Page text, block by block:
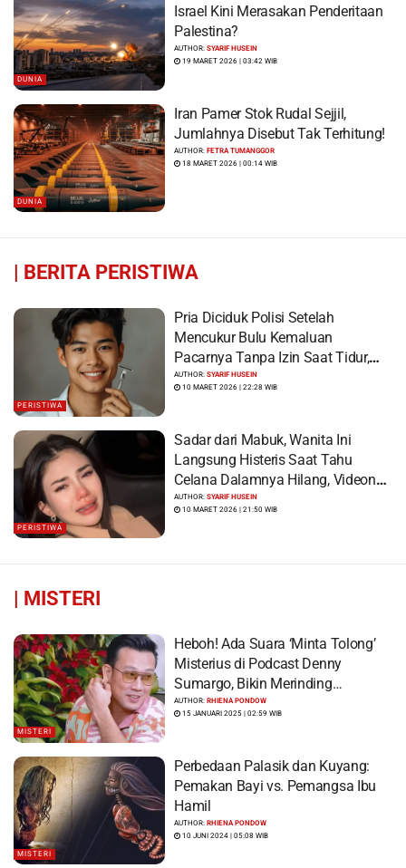
DUNIA
Israel Kini Merasakan Penderitaan
Palestina?
AUTHOR:SYARIF HUSEIN
19 MARET 2026 | 03:42 WIB
DUNIA
Iran Pamer Stok Rudal Sejjil,
Jumlahnya Disebut Tak Terhitung!
AUTHOR:FETRA TUMANGGOR
18 MARET 2026 | 00:14 WIB
BERITA PERISTIWA
PERISTIWA
Pria Diciduk Polisi Setelah
Mencukur Bulu Kemaluan
Pacarnya Tanpa Izin Saat Tidur,
Korban Syok Saat Terbangun
AUTHOR:SYARIF HUSEIN
10 MARET 2026 | 22:28 WIB
PERISTIWA
Sadar dari Mabuk, Wanita Ini
Langsung Histeris Saat Tahu
Celana Dalamnya Hilang, Videonya
Viral
AUTHOR:SYARIF HUSEIN
10 MARET 2026 | 21:50 WIB
MISTERI
MISTERI
Heboh! Ada Suara ‘Minta Tolong’
Misterius di Podcast Denny
Sumargo, Bikin Merinding…
AUTHOR:RHIENA PONDOW
15 JANUARI 2025 | 02:59 WIB
MISTERI
Perbedaan Palasik dan Kuyang:
Pemakan Bayi vs. Pemangsa Ibu
Hamil
AUTHOR:RHIENA PONDOW
10 JUNI 2024 | 05:08 WIB